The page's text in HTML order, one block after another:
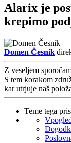
Alarix je
krepimo
Domen Česnik
Z veseljem
S tem korakom
kar utrjuje naš
Teme tega